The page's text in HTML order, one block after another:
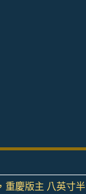
重慶版主 八英寸半